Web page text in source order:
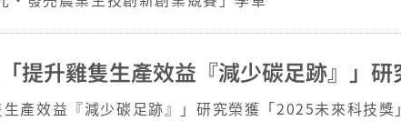
產效益『減少碳足跡』」研究榮獲「2025未來科技獎」